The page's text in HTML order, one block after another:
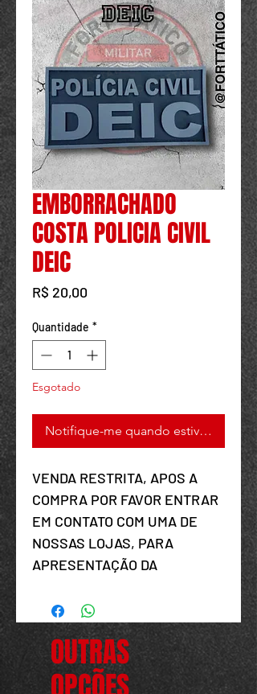
EMBORRACHADO
COSTA POLICIA CIVIL
DEIC
R$ 20,00
Quantidade *
Esgotado
Notifique-me quando estiver
VENDA RESTRITA, APOS A
COMPRA POR FAVOR ENTRAR
EM CONTATO COM UMA DE
NOSSAS LOJAS, PARA
APRESENTAÇÃO DA
MEDIDAS: 19X9,5CM
OUTRAS
Powered by
InnoTech Apps
Your 14 days trial has
expired.
The trial's over, but the show must go
on! 🎬 Upgrade now to keep your web